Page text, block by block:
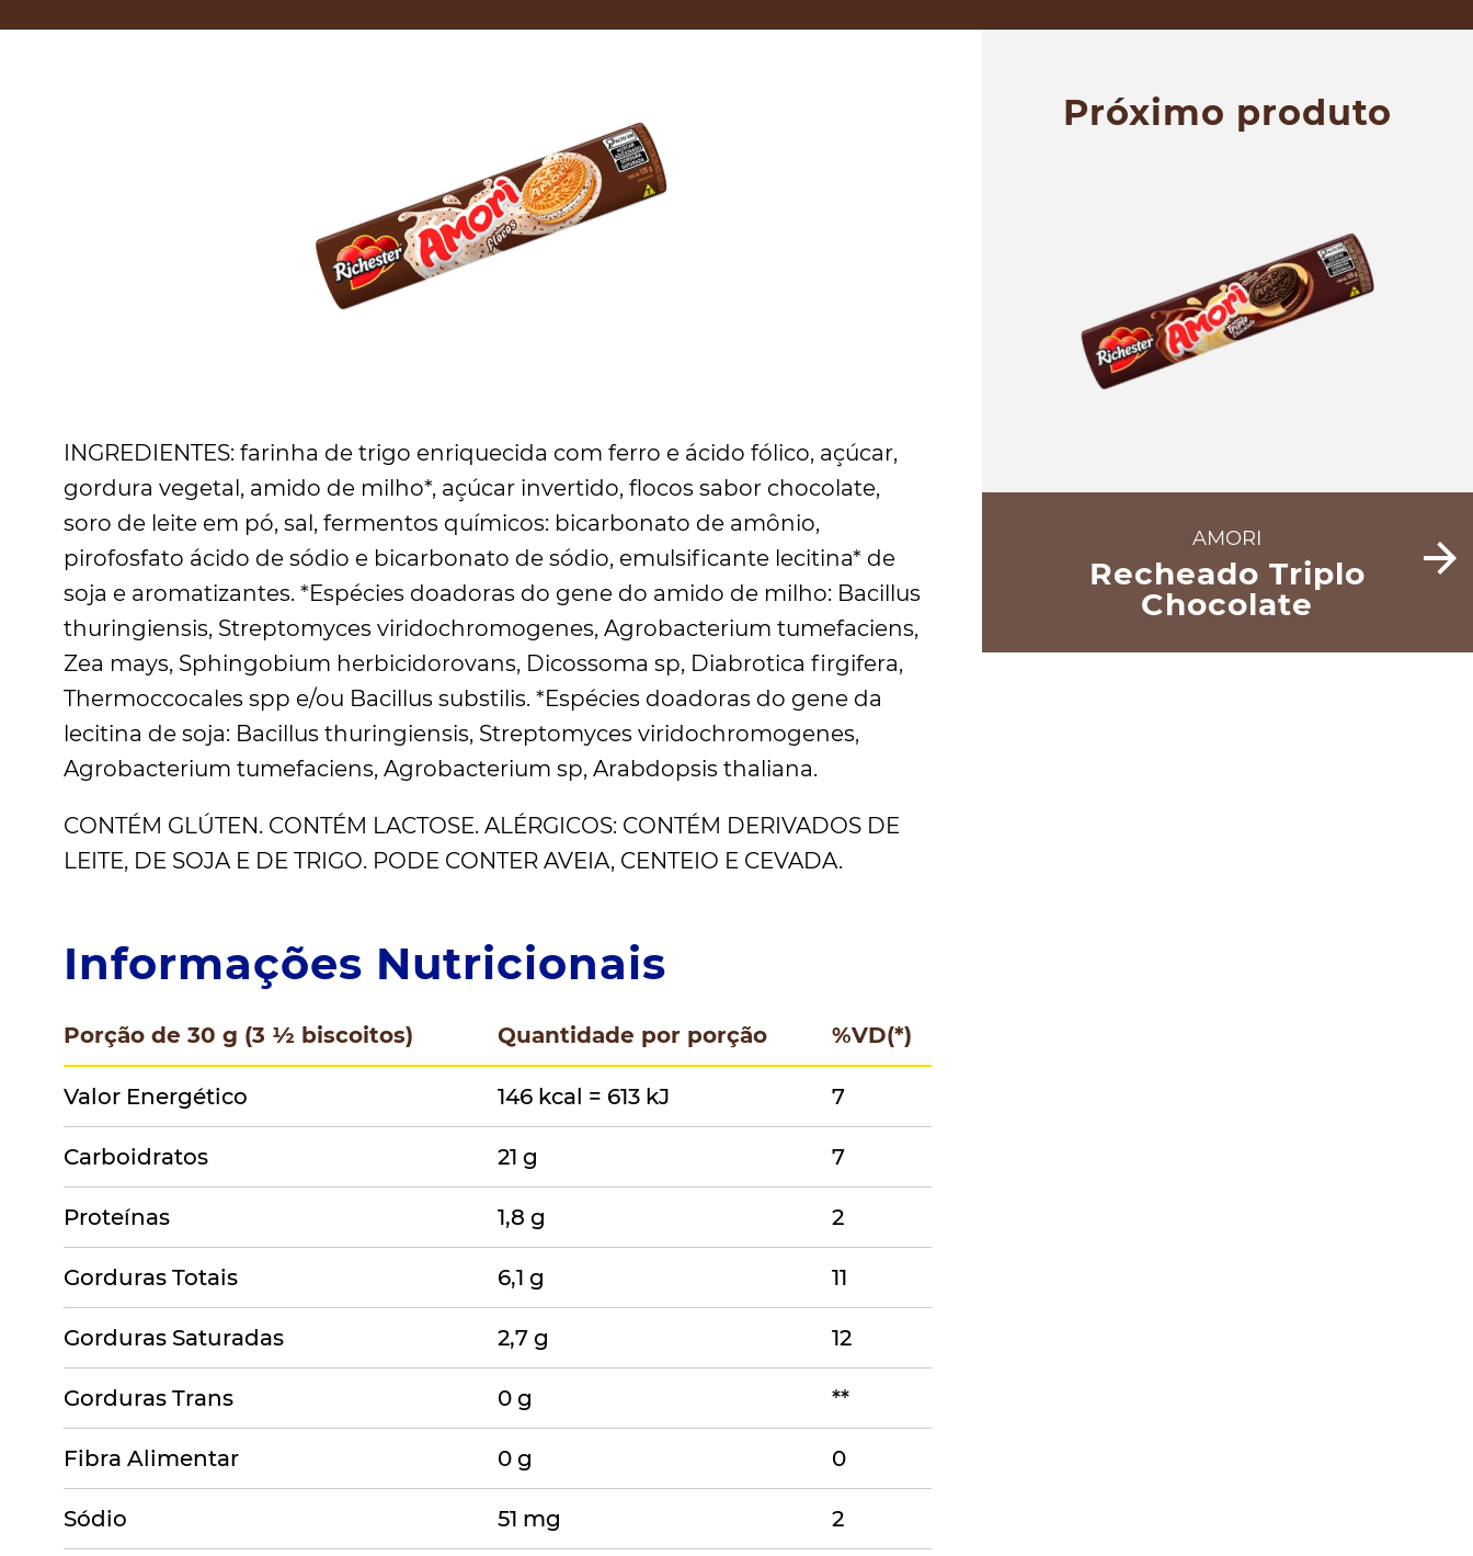
INGREDIENTES: farinha de trigo enriquecida com ferro e ácido fólico, açúcar,
gordura vegetal, amido de milho*, açúcar invertido, flocos sabor chocolate,
soro de leite em pó, sal, fermentos químicos: bicarbonato de amônio,
pirofosfato ácido de sódio e bicarbonato de sódio, emulsificante lecitina* de
soja e aromatizantes. *Espécies doadoras do gene do amido de milho: Bacillus
thuringiensis, Streptomyces viridochromogenes, Agrobacterium tumefaciens,
Zea mays, Sphingobium herbicidorovans, Dicossoma sp, Diabrotica firgifera,
Thermoccocales spp e/ou Bacillus substilis. *Espécies doadoras do gene da
lecitina de soja: Bacillus thuringiensis, Streptomyces viridochromogenes,
Agrobacterium tumefaciens, Agrobacterium sp, Arabdopsis thaliana.
CONTÉM GLÚTEN. CONTÉM LACTOSE. ALÉRGICOS: CONTÉM DERIVADOS DE
LEITE, DE SOJA E DE TRIGO. PODE CONTER AVEIA, CENTEIO E CEVADA.
Informações Nutricionais
Porção de 30 g (3 ½ biscoitos) Quantidade por porção %VD(*)
Valor Energético 146 kcal = 613 kJ 7
Carboidratos 21 g 7
Proteínas 1,8 g 2
Gorduras Totais 6,1 g 11
Gorduras Saturadas 2,7 g 12
Gorduras Trans 0 g **
Fibra Alimentar 0 g 0
Sódio 51 mg 2
Próximo produto
AMORI
Recheado Triplo
Chocolate